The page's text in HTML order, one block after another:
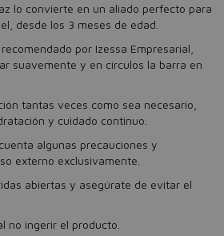
lo convierte en un aliado perfecto para
desde los 3 meses de edad.
por Izessa Empresarial,
suavemente y en círculos la barra en
tantas veces como sea necesario,
y cuidado continuo.
algunas precauciones y
externo exclusivamente.
abiertas y asegúrate de evitar el
no ingerir el producto.